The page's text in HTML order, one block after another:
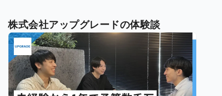
株式会社アップグレードの体験談